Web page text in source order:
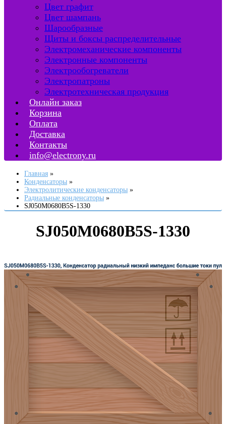
Цвет графит
Цвет шампань
Шарообразные
Щиты и боксы распределительные
Электромеханические компоненты
Электронные компоненты
Электрообогреватели
Электропатроны
Электротехническая продукция
Онлайн заказ
Корзина
Оплата
Доставка
Контакты
info@electrony.ru
Главная
Конденсаторы
Электролитические конденсаторы
Радиальные конденсаторы
SJ050M0680B5S-1330
SJ050M0680B5S-1330